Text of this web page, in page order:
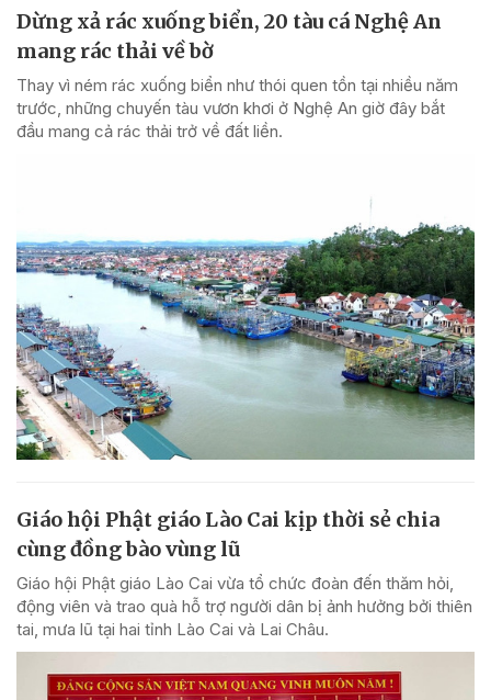
Dừng xả rác xuống biển, 20 tàu cá Nghệ An
mang rác thải về bờ
Thay vì ném rác xuống biển như thói quen tồn tại nhiều năm
trước, những chuyến tàu vươn khơi ở Nghệ An giờ đây bắt
đầu mang cả rác thải trở về đất liền.
Giáo hội Phật giáo Lào Cai kịp thời sẻ chia
cùng đồng bào vùng lũ
Giáo hội Phật giáo Lào Cai vừa tổ chức đoàn đến thăm hỏi,
động viên và trao quà hỗ trợ người dân bị ảnh hưởng bởi thiên
tai, mưa lũ tại hai tỉnh Lào Cai và Lai Châu.